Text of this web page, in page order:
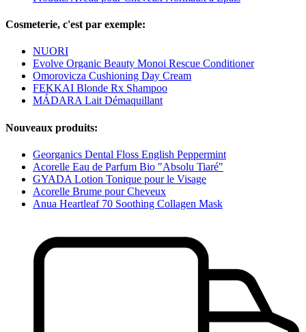
Cosmeterie, c'est par exemple:
NUORI
Evolve Organic Beauty Monoi Rescue Conditioner
Omorovicza Cushioning Day Cream
FEKKAI Blonde Rx Shampoo
MÁDARA Lait Démaquillant
Nouveaux produits:
Georganics Dental Floss English Peppermint
Acorelle Eau de Parfum Bio "Absolu Tiaré"
GYADA Lotion Tonique pour le Visage
Acorelle Brume pour Cheveux
Anua Heartleaf 70 Soothing Collagen Mask